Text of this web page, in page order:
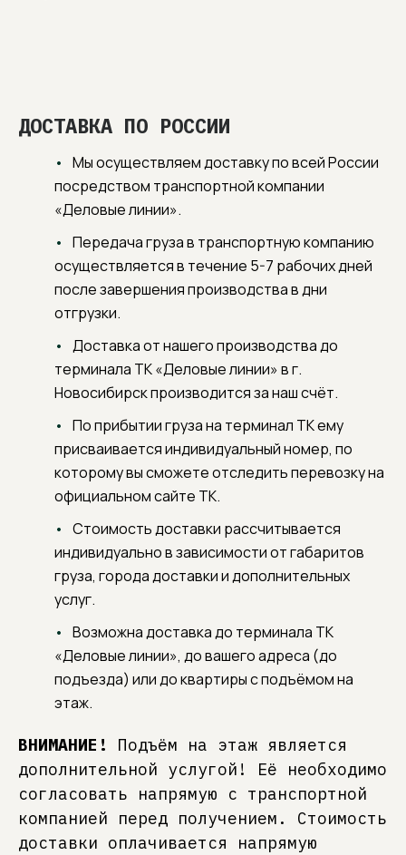
ДОСТАВКА ПО РОССИИ
Мы осуществляем доставку по всей России
посредством транспортной компании
«Деловые линии».
Передача груза в транспортную компанию
осуществляется в течение 5-7 рабочих дней
после завершения производства в дни
отгрузки.
Доставка от нашего производства до
терминала ТК «Деловые линии» в г.
Новосибирск производится за наш счёт.
По прибытии груза на терминал ТК ему
присваивается индивидуальный номер, по
которому вы сможете отследить перевозку на
официальном сайте ТК.
Стоимость доставки рассчитывается
индивидуально в зависимости от габаритов
груза, города доставки и дополнительных
услуг.
Возможна доставка до терминала ТК
«Деловые линии», до вашего адреса (до
подъезда) или до квартиры с подъёмом на
этаж.
ВНИМАНИЕ!
Подъём на этаж является
дополнительной услугой! Её необходимо
согласовать напрямую с транспортной
компанией перед получением. Стоимость
доставки оплачивается напрямую